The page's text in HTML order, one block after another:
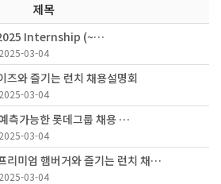
제목
2025 Internship (~…
03-04
즈와 즐기는 런치 채용설명회
03-04
측가능한 롯데그룹 채용 …
03-04
리미엄 햄버거와 즐기는 런치 채…
03-04